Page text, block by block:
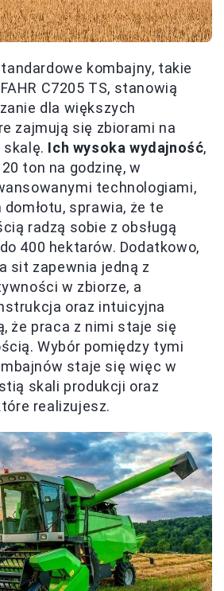
kombajny, takie
C7205 TS, stanowią
dla większych
zajmują się zbiorami na
Ich wysoka wydajność,
ton na godzinę, w
technologiami,
sprawia, że te
radzą sobie z obsługą
400 hektarów. Dodatkowo,
sit zapewnia jedną z
w zbiorze, a
oraz intuicyjna
że praca z nimi staje się
Wybór pomiędzy tymi
staje się więc w
skali produkcji oraz
realizujesz.